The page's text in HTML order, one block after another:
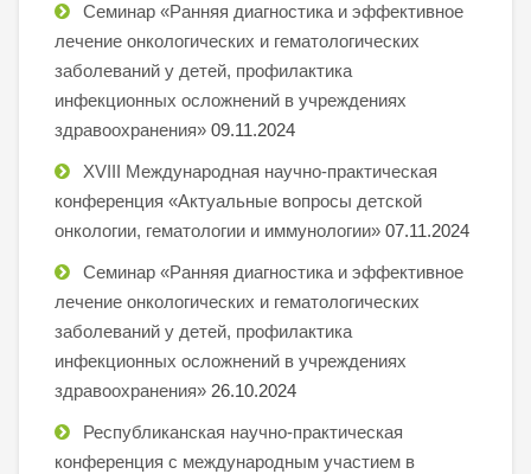
Семинар «Ранняя диагностика и эффективное
лечение онкологических и гематологических
заболеваний у детей, профилактика
инфекционных осложнений в учреждениях
здравоохранения» 09.11.2024
XVIII Международная научно-практическая
конференция «Актуальные вопросы детской
онкологии, гематологии и иммунологии» 07.11.2024
Семинар «Ранняя диагностика и эффективное
лечение онкологических и гематологических
заболеваний у детей, профилактика
инфекционных осложнений в учреждениях
здравоохранения» 26.10.2024
Республиканская научно-практическая
конференция с международным участием в